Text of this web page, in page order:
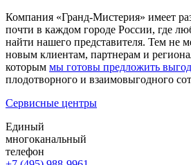
Компания «Гранд-Мистерия» имеет
почти в каждом городе России, где
найти нашего представителя. Тем не
новым клиентам, партнерам и
которым мы готовы предложить
плодотворного и взаимовыгодного
Сервисные центры
Единый
многоканальный
телефон